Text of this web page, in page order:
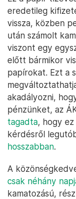
eredetileg
vissza, közben
után számolt
viszont egy
előtt bármikor
papírokat. Ezt a
akadályozni,
pénzünket, az
tagadta, hogy
kérdésről
hosszabban.
A
csak néhány
kamatozású,